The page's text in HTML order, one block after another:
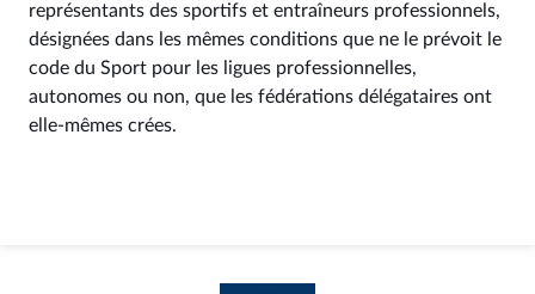
représentants des sportifs et entraîneurs professionnels,
désignées dans les mêmes conditions que ne le prévoit le
code du Sport pour les ligues professionnelles,
autonomes ou non, que les fédérations délégataires ont
elle-mêmes crées.